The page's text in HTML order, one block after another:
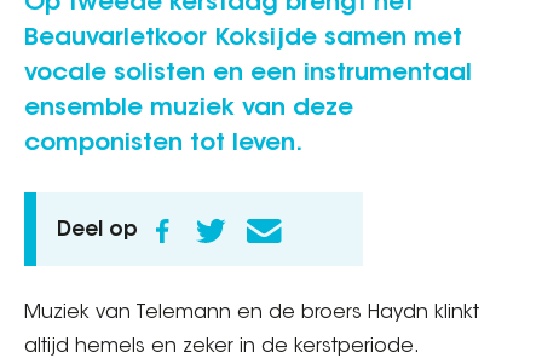
Beauvarletkoor Koksijde samen met
vocale solisten en een instrumentaal
ensemble muziek van deze
componisten tot leven.
Deel op
Muziek van Telemann en de broers Haydn klinkt
altijd hemels en zeker in de kerstperiode.